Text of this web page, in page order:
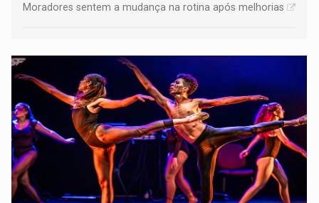
Moradores sentem a mudança na rotina após melhorias